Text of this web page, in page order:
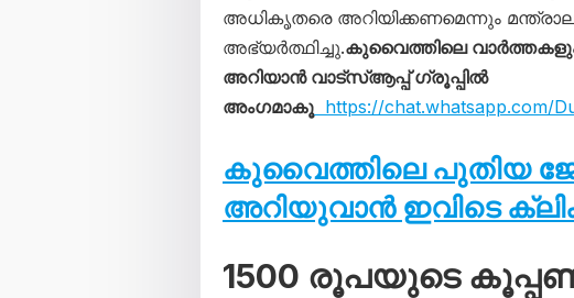
അധികൃതരെ അറിയിക്കണമെന്നും
അഭ്യർത്ഥിച്ചു.കുവൈത്തിലെ
അറിയാൻ വാട്സ്ആപ്പ് ഗ്രൂപ്പിൽ
അംഗമാകൂ https://chat.whatsapp.com/
കുവൈത്തിലെ പുതിയ
അറിയുവാൻ ഇവിടെ
1500 രൂപയുടെ